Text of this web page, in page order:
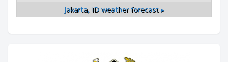
Jakarta, IDweather forecast ▸